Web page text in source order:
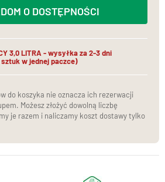
O DOSTĘPNOŚCI
3,0 LITRA - wysyłka za 2-3 dni
w jednej paczce)
do koszyka nie oznacza ich rezerwacji
Możesz złożyć dowolną liczbę
je razem i naliczamy koszt dostawy tylko